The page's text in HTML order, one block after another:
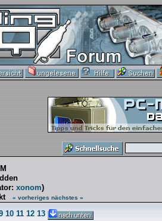
xonom)
« vorheriges nächstes »
10 11 12 13